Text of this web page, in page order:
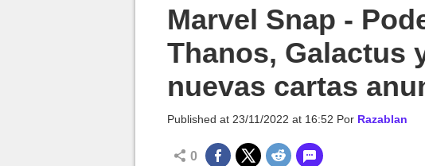
Marvel Snap -
Thanos, Galactus
nuevas cartas
Published at 23/11/2022 at 16:52 Por Razablan
0